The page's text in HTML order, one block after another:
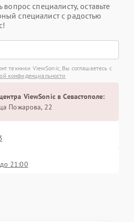
вопрос специалисту, оставьте
специалист с радостью
техники ViewSonic, Вы соглашаетесь с
конфиденциальности
ViewSonic в Севастополе:
Пожарова, 22
21:00